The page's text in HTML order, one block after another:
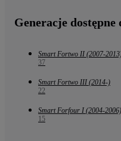
Generacje
Smart Fortwo II (2007-
37
Smart Fortwo III (2014-)
22
Smart Forfour I (2004-2006)
15